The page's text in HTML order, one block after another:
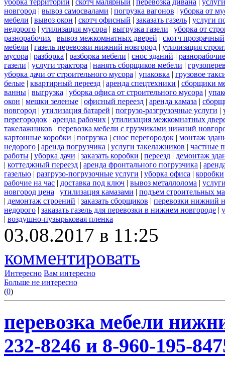
новгород | вывоз самосвалами | погрузка вагонов | уборка от
мебели | вывоз окон | скотч офисный | заказать газель | услуги
недорого | утилизация мусора | выгрузка газели | уборка от
разнорабочих | вывоз межкомнатных дверей | скотч прозрачный
мебели | газель перевозки нижний новгород | утилизация
мусора | разборка | разборка мебели | снос зданий |
газели | услуги трактора | нанять сборщиков мебели |
уборка дачи от строительного мусора | упаковка | грузовое
белые | квартирный переезд | аренда спецтехники | сборщики
ванны | выгрузка | уборка офиса от строительного мусора |
окон | мешки зеленые | офисный переезд | аренда камаза |
новгород | утилизация батарей | погрузо-разгрузочные услуги |
перегородок | аренда рабочих | утилизация межкомнатных
такелажников | перевозка мебели с грузчиками нижний
картонные коробки | погрузка | снос перегородок | монтаж
недорого | аренда погрузчика | услуги такелажников | частные
работы | уборка дачи | заказать коробки | переезд | демонтаж
| коттеджный переезд | аренда фронтального погрузчика |
газелью | разгрузо-погрузочные услуги | уборка офиса | коробки
рабочие на час | доставка под ключ | вывоз металлолома |
новгород цена | утилизация камазами | подъем строительных
| демонтаж строений | заказать сборщиков | перевозки нижний
недорого | заказать газель для перевозки в нижнем новгороде |
| воздушно-пузырьковая пленка
03.08.2017 в 11:25
комментировать
Интересно Вам интересно
Больше не интересно
(0)
перевозка мебели
232-8246 и 8-960-195-